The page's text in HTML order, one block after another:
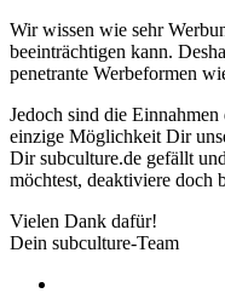
Wir wissen wie sehr
beeinträchtigen kann.
penetrante Werbeformen
Jedoch sind die
einzige Möglichkeit Dir
Dir subculture.de gefällt
möchtest, deaktiviere doch
Vielen Dank dafür!
Dein subculture-Team